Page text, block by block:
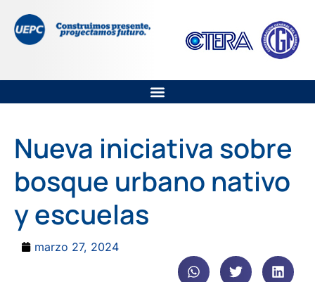
Nueva iniciativa sobre
bosque urbano nativo
y escuelas
marzo 27, 2024